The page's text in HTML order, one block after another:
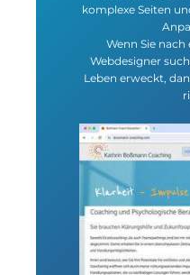
komplexe Seiten
Wenn Sie
Webdesigner
Leben erweckt,